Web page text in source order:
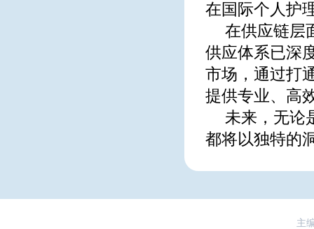
在国际个人护
在供应链层
供应体系已深
市场，通过打
提供专业、高
未来，无论
都将以独特的
主